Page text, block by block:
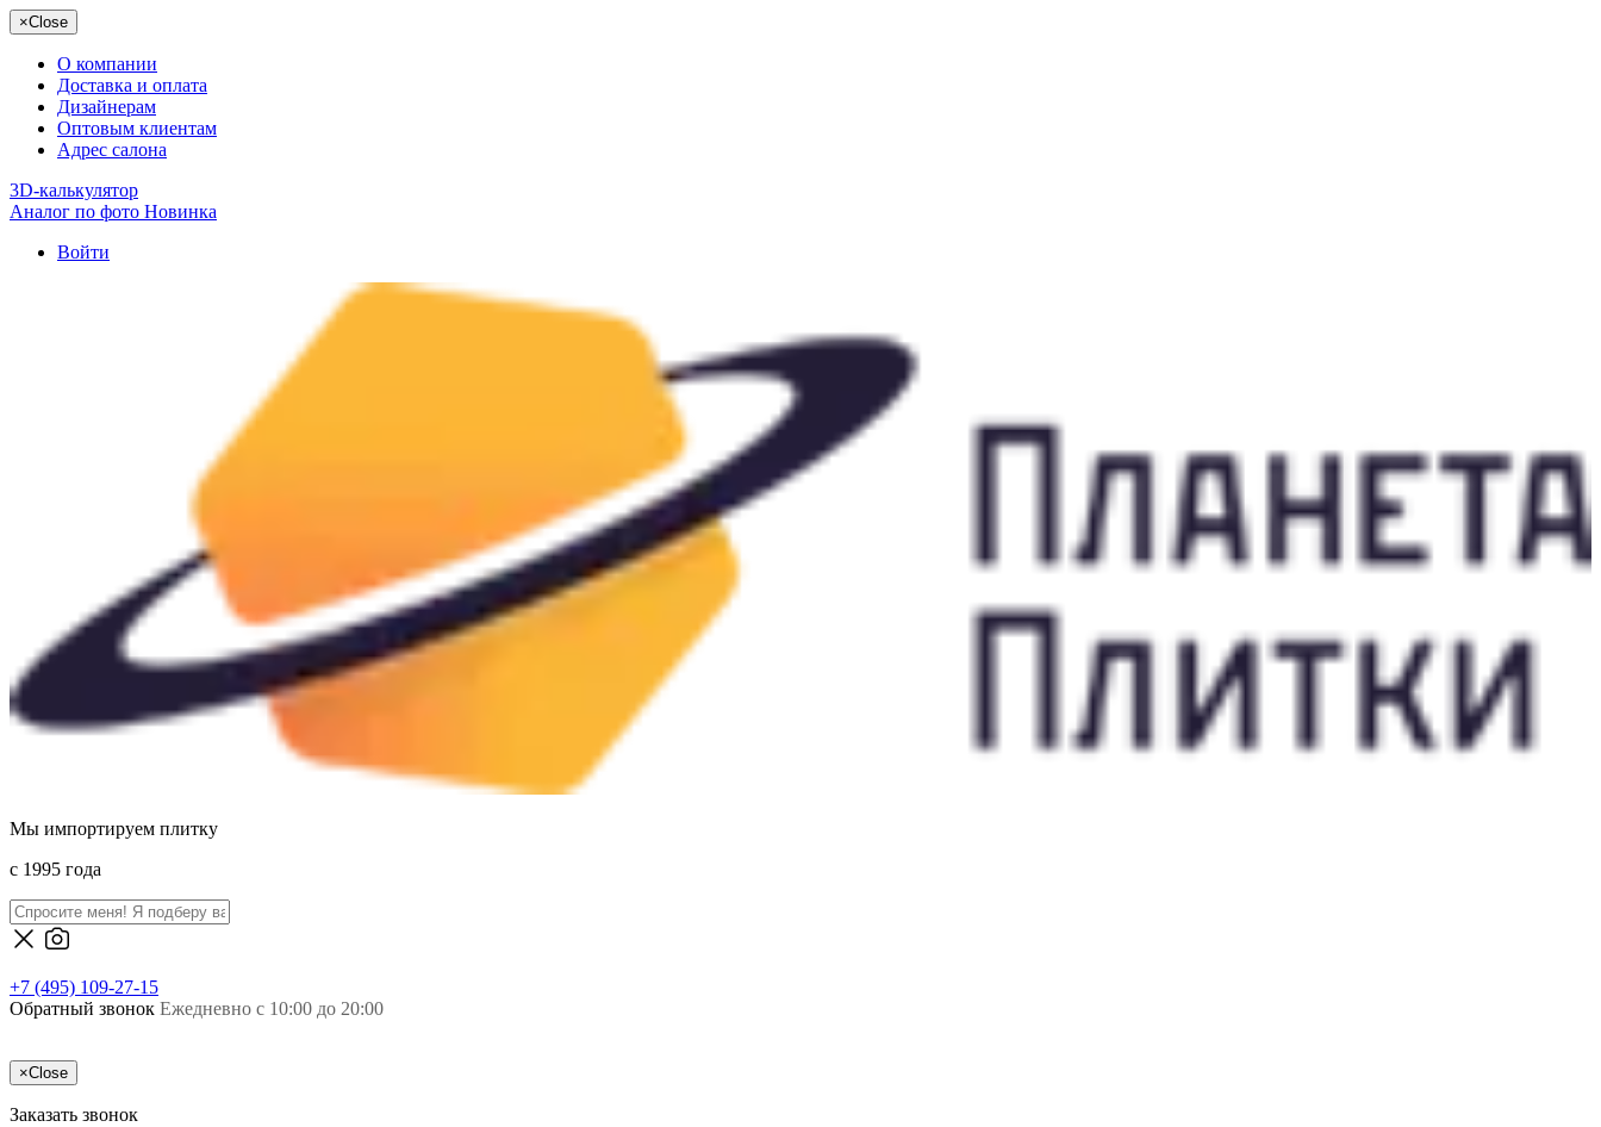
×Close
О компании
Доставка и оплата
Дизайнерам
Оптовым клиентам
Адрес салона
3D-калькулятор
Аналог по фото Новинка
Войти
Мы импортируем плитку
c 1995 года
+7 (495) 109-27-15
Обратный звонок Ежедневно с 10:00 до 20:00
×Close
Заказать звонок